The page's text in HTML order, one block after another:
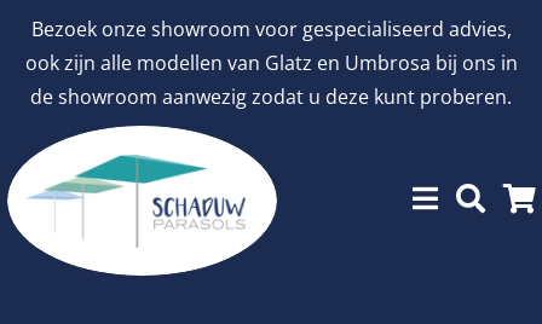
Bezoek onze showroom voor gespecialiseerd advies,
ook zijn alle modellen van Glatz en Umbrosa bij ons in
de showroom aanwezig zodat u deze kunt proberen.
inhoud